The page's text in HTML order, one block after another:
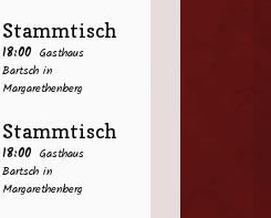
Stammtisch
18:00 Gasthaus
Bartsch in
Margarethenberg
Stammtisch
18:00 Gasthaus
Bartsch in
Margarethenberg